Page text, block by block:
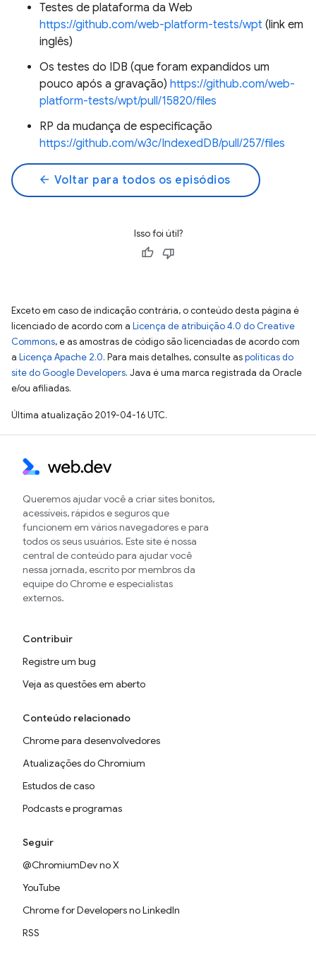
Testes de plataforma da Web
https://github.com/web-platform-tests/wpt (link em
inglês)
Os testes do IDB (que foram expandidos um
pouco após a gravação) https://github.com/web-
platform-tests/wpt/pull/15820/files
RP da mudança de especificação
https://github.com/w3c/IndexedDB/pull/257/files
arrow_back Voltar para todos os episódios
Isso foi útil?
Exceto em caso de indicação contrária, o conteúdo desta página é
licenciado de acordo com a Licença de atribuição 4.0 do Creative
Commons, e as amostras de código são licenciadas de acordo com
a Licença Apache 2.0. Para mais detalhes, consulte aspolíticas do
site do Google Developers. Java é uma marca registrada da Oracle
e/ou afiliadas.
Última atualização 2019-04-16 UTC.
Queremos ajudar você a criar sites bonitos,
acessíveis, rápidos e seguros que
funcionem em vários navegadores e para
todos os seus usuários. Este site é nossa
central de conteúdo para ajudar você
nessa jornada, escrito por membros da
equipe do Chrome e especialistas
externos.
Contribuir
Registre um bug
Veja as questões em aberto
Conteúdo relacionado
Chrome para desenvolvedores
Atualizações do Chromium
Estudos de caso
Podcasts e programas
Seguir
@ChromiumDev no X
YouTube
Chrome for Developers no LinkedIn
RSS